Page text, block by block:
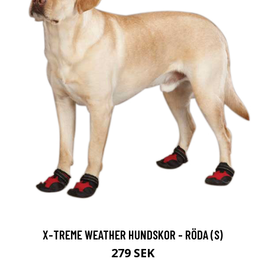
X-TREME WEATHER HUNDSKOR - RÖDA (S)
279 SEK